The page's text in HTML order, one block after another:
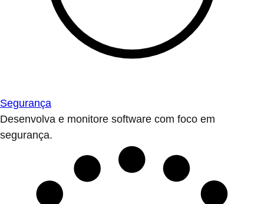
Segurança
Desenvolva e monitore software com foco em
segurança.